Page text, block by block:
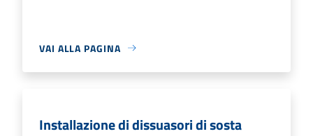
VAI ALLA PAGINA
Installazione di dissuasori di sosta